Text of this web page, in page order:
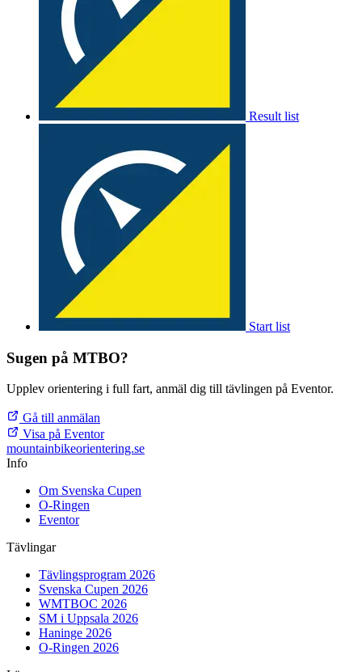
Result list
Start list
Sugen på MTBO?
Upplev orientering i full fart, anmäl dig till tävlingen på Eventor.
Gå till anmälan
Visa på Eventor
mountainbikeorientering.se
Info
Om Svenska Cupen
O-Ringen
Eventor
Tävlingar
Tävlingsprogram 2026
Svenska Cupen 2026
WMTBOC 2026
SM i Uppsala 2026
Haninge 2026
O-Ringen 2026